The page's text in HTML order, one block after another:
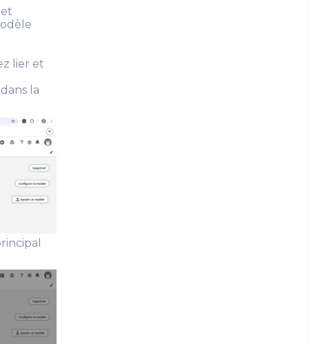
lier et
la